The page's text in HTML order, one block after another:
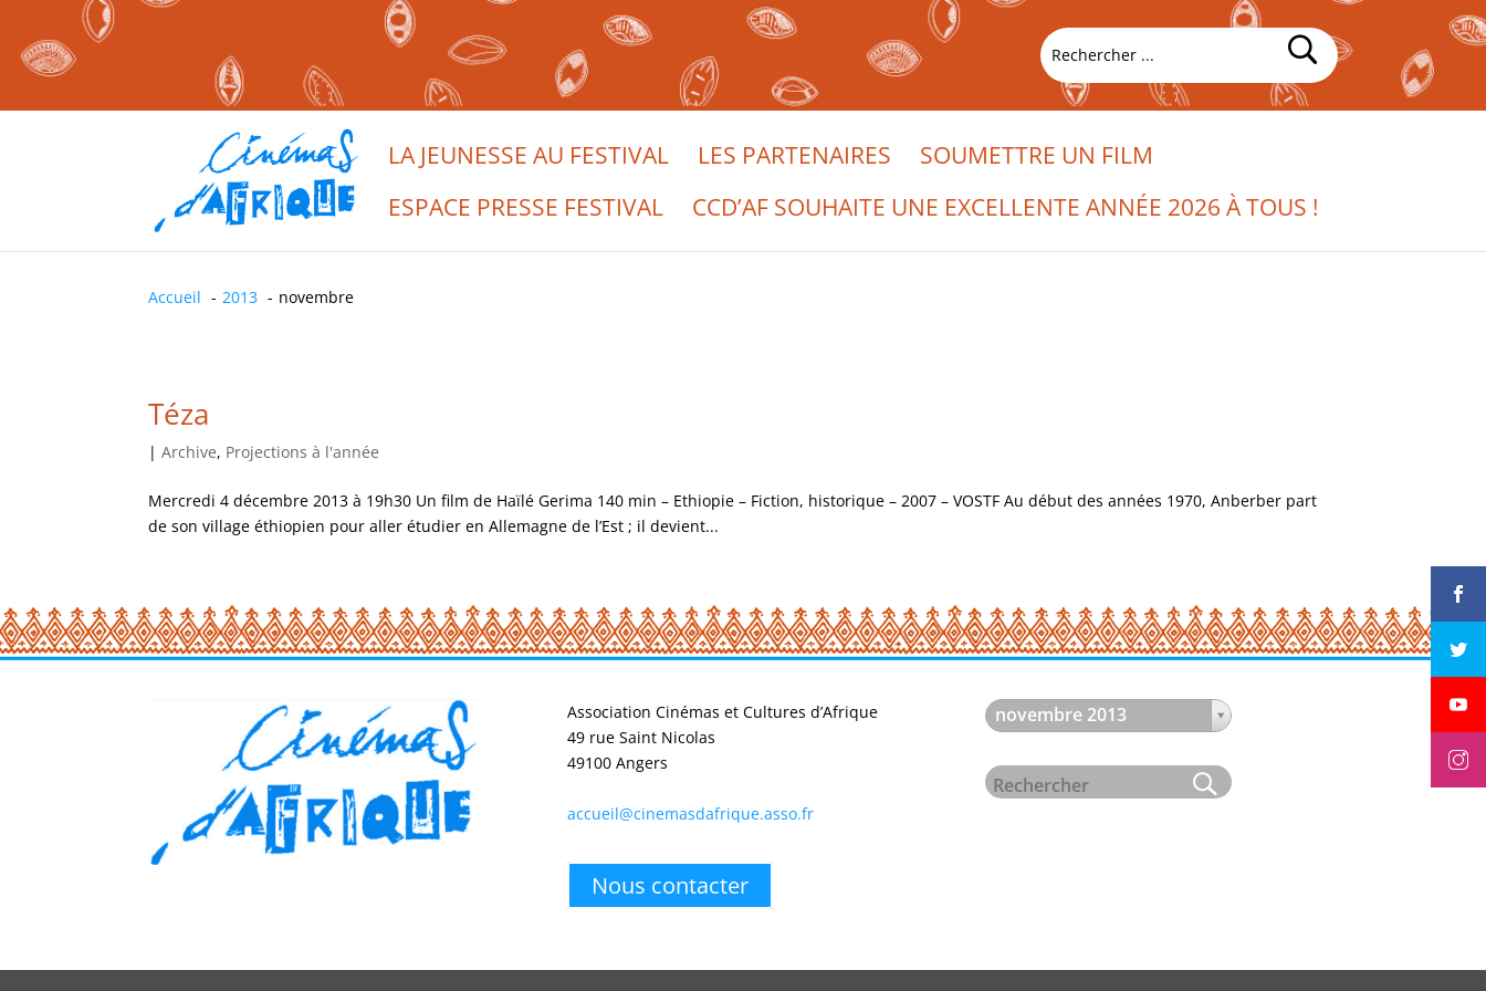
LA JEUNESSE AU FESTIVAL LES PARTENAIRES
SOUMETTRE UN FILM
ESPACE PRESSE FESTIVAL
CCD’AF SOUHAITE UNE EXCELLENTE ANNÉE 2026 À TOUS !
Accueil 2013 novembre
Téza
|Archive, Projections à l'année
Mercredi 4 décembre 2013 à 19h30 Un film de Haïlé Gerima 140 min – Ethiopie – Fiction, historique – 2007 – VOSTF Au début des années 1970, Anberber part
de son village éthiopien pour aller étudier en Allemagne de l’Est ; il devient...
Association Cinémas et Cultures d’Afrique
49 rue Saint Nicolas
49100 Angers
accueil@cinemasdafrique.asso.fr
Nous contacter
novembre 2013